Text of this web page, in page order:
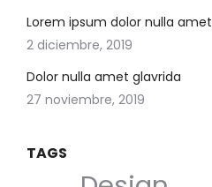
Lorem ipsum dolor nulla amet
2 diciembre, 2019
Dolor nulla amet glavrida
27 noviembre, 2019
TAGS